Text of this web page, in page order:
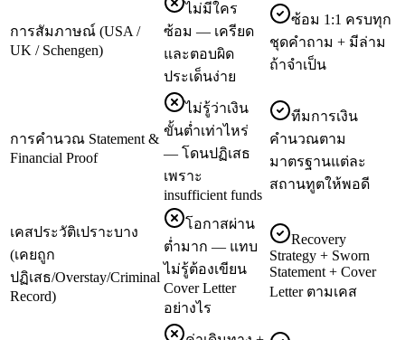
การสัมภาษณ์ (USA /
UK / Schengen)
ไม่มีใคร
ซ้อม — เครียด
และตอบผิด
ประเด็นง่าย
ซ้อม 1:1 ครบทุก
ชุดคำถาม + มีล่าม
ถ้าจำเป็น
การคำนวณ Statement &
Financial Proof
ไม่รู้ว่าเงิน
ขั้นต่ำเท่าไหร่
— โดนปฏิเสธ
เพราะ
insufficient funds
ทีมการเงิน
คำนวณตาม
มาตรฐานแต่ละ
สถานทูตให้พอดี
เคสประวัติเปราะบาง
(เคยถูก
ปฏิเสธ/Overstay/Criminal
Record)
โอกาสผ่าน
ต่ำมาก — แทบ
ไม่รู้ต้องเขียน
Cover Letter
อย่างไร
Recovery
Strategy + Sworn
Statement + Cover
Letter ตามเคส